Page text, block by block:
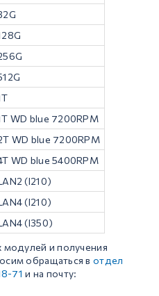
WD blue 7200RPM
WD blue 7200RPM
WD blue 5400RPM
(I210)
(I210)
(I350)
модулей и получения
обращаться вотдел
71 и на почту: